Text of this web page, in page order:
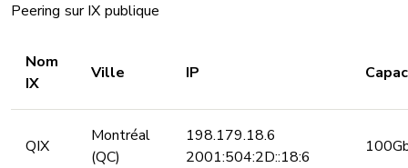
Peering sur IX publique
Nom
IX
Ville IP
QIX
Montréal
(QC)
198.179.18.6
2001:504:2D::18:6